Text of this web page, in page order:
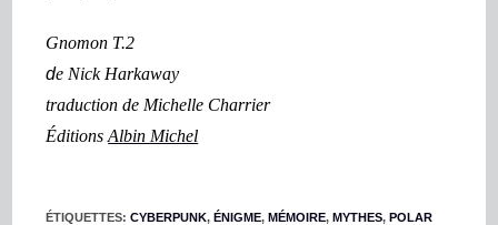
Gnomon T.2
de Nick Harkaway
traduction de Michelle Charrier
ÉditionsAlbin Michel
ÉTIQUETTES:CYBERPUNK, ÉNIGME, MÉMOIRE, MYTHES, POLAR